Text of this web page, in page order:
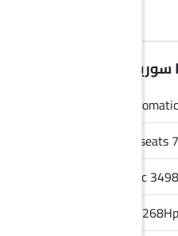
2026
Automatic
7 seats
3498 cc
268Hp